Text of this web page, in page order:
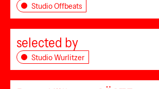
Studio Offbeats
selected by
Studio Wurlitzer